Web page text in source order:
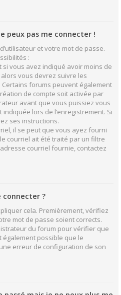
peux pas me connecter !
et votre mot de passe.
:
si vous avez indiqué avoir moins de
alors vous devrez suivre les
forums peuvent également
de compte soit activée par
avant que vous puissiez vous
lors de l’enregistrement. Si
ses instructions.
il se peut que vous ayez fourni
courriel ait été traité par un filtre
courriel fournie, contactez
connecter ?
cela. Premièrement, vérifiez
mot de passe soient corrects.
du forum pour vérifier que
également possible que le
erreur de configuration de son